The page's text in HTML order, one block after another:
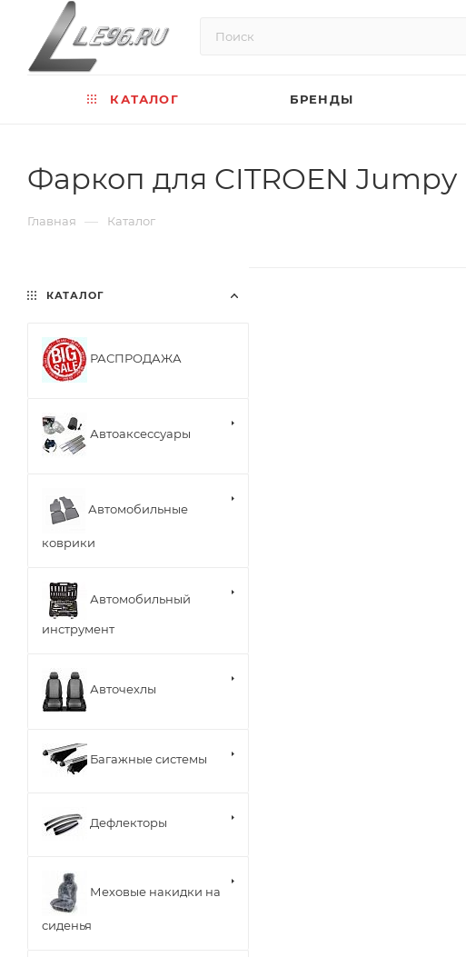
КАТАЛОГ БРЕНДЫ
Фаркоп для CITROEN Jumpy
Главная — Каталог
КАТАЛОГ
РАСПРОДАЖА
Автоаксессуары
Автомобильные
коврики
Автомобильный
инструмент
Авточехлы
Багажные системы
Дефлекторы
Меховые накидки на
сиденья